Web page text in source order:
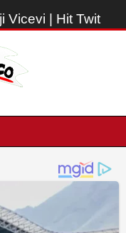
Vicevi | Hit Twit